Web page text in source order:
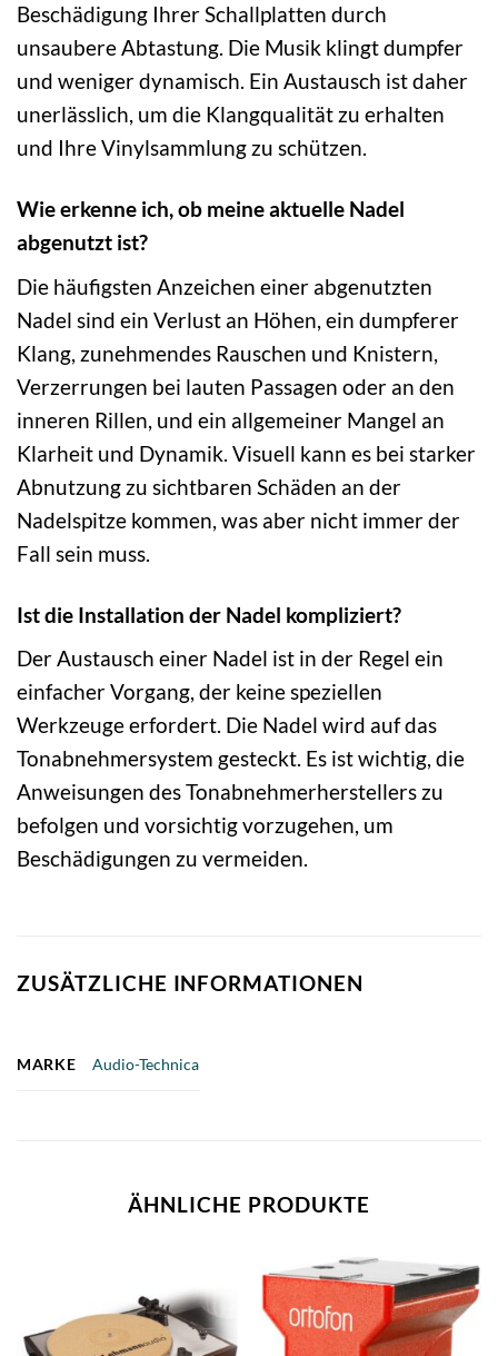
Beschädigung Ihrer Schallplatten durch
unsaubere Abtastung. Die Musik klingt dumpfer
und weniger dynamisch. Ein Austausch ist daher
unerlässlich, um die Klangqualität zu erhalten
und Ihre Vinylsammlung zu schützen.
Wie erkenne ich, ob meine aktuelle Nadel
abgenutzt ist?
Die häufigsten Anzeichen einer abgenutzten
Nadel sind ein Verlust an Höhen, ein dumpferer
Klang, zunehmendes Rauschen und Knistern,
Verzerrungen bei lauten Passagen oder an den
inneren Rillen, und ein allgemeiner Mangel an
Klarheit und Dynamik. Visuell kann es bei starker
Abnutzung zu sichtbaren Schäden an der
Nadelspitze kommen, was aber nicht immer der
Fall sein muss.
Ist die Installation der Nadel kompliziert?
Der Austausch einer Nadel ist in der Regel ein
einfacher Vorgang, der keine speziellen
Werkzeuge erfordert. Die Nadel wird auf das
Tonabnehmersystem gesteckt. Es ist wichtig, die
Anweisungen des Tonabnehmerherstellers zu
befolgen und vorsichtig vorzugehen, um
Beschädigungen zu vermeiden.
ZUSÄTZLICHE INFORMATIONEN
MARKE Audio-Technica
ÄHNLICHE PRODUKTE